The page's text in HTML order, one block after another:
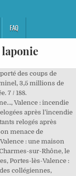
FAQ
des coups de
3,5 millions de
7 / 188.
Valence : incendie
après l’incendie
relogés après
menace de
: une maison
sur-Rhône, le
Portes-lès-Valence :
collégiennes,